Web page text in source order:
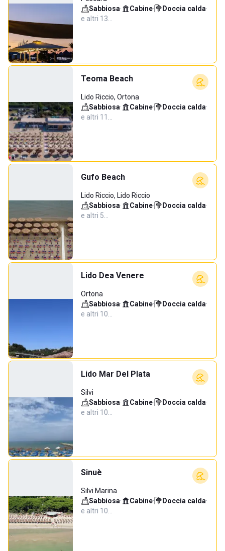
Sabbiosa· Cabine· Doccia calda·
e altri 13…
Teoma Beach
Lido Riccio, Ortona
Sabbiosa· Cabine· Doccia calda·
e altri 11…
Gufo Beach
Lido Riccio, Lido Riccio
Sabbiosa· Cabine· Doccia calda·
e altri 5…
Lido Dea Venere
Ortona
Sabbiosa· Cabine· Doccia calda·
e altri 10…
Lido Mar Del Plata
Silvi
Sabbiosa· Cabine· Doccia calda·
e altri 10…
Sinuè
Silvi Marina
Sabbiosa· Cabine· Doccia calda·
e altri 10…